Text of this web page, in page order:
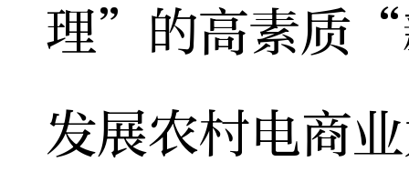
理”的高素质“
发展农村电商